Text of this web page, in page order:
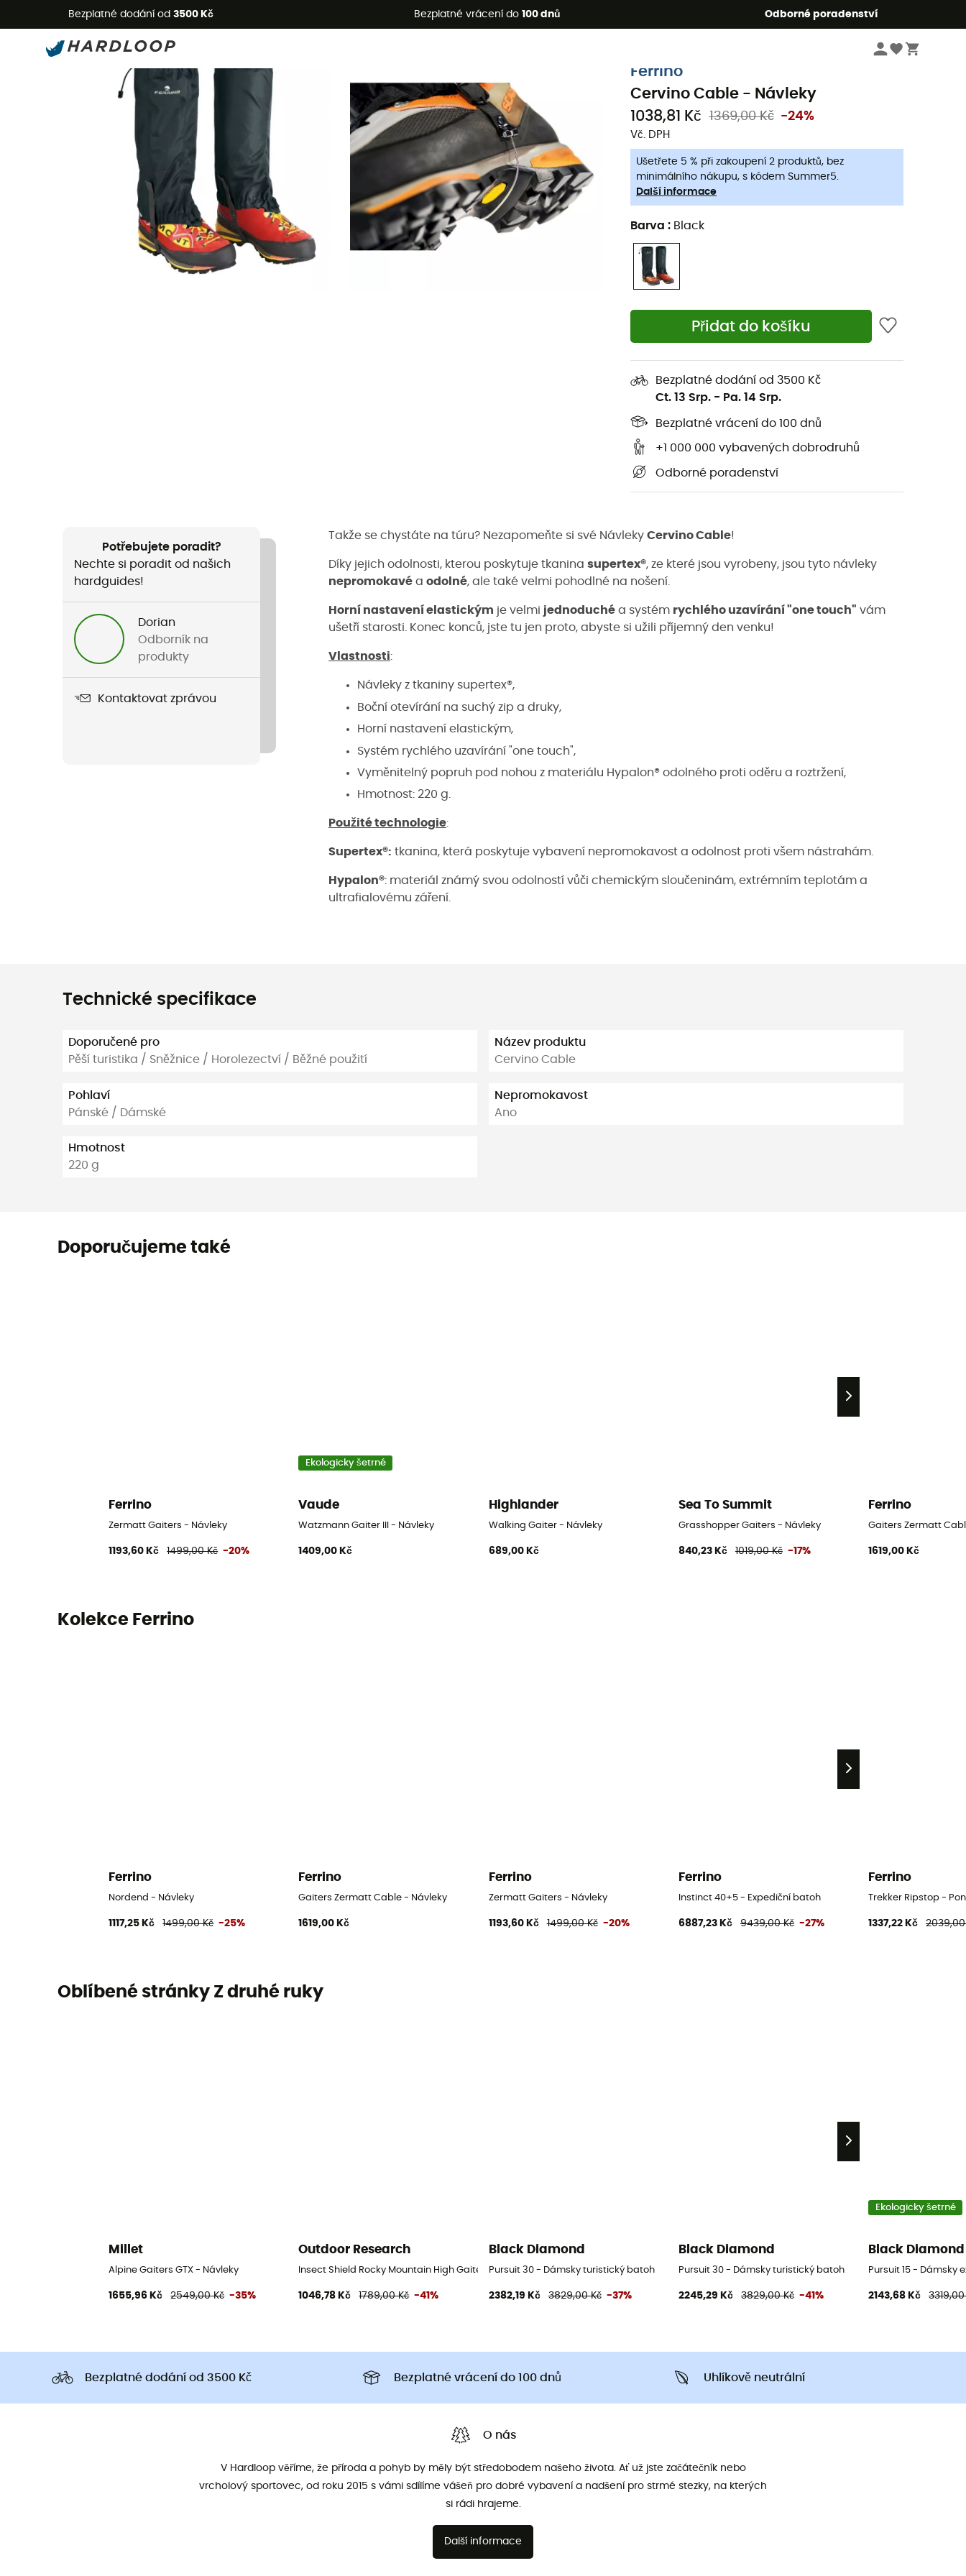
Bezplatné dodání od 3500 Kč Bezplatné vrácení do 100 dnů Odborné poradenství
Letní akce 🔥 -5 % EXTRA při nákupu 2 produktů* s kódem Summer5
Návleky na boty
Ferrino
Cervino Cable - Návleky
1038,81 Kč
1369,00 Kč -24%
Vč. DPH
Ušetřete 5 % při zakoupení 2 produktů, bez
minimálního nákupu, s kódem Summer5.
Další informace
Barva : Black
Přidat do košíku
Bezplatné dodání od 3500 Kč
Ct. 13 Srp. - Pa. 14 Srp.
Bezplatné vrácení do 100 dnů
+1 000 000 vybavených dobrodruhů
Odborné poradenství
Potřebujete poradit?
Nechte si poradit od našich
hardguides!
Dorian
Odborník na
produkty
Kontaktovat zprávou
Takže se chystáte na túru? Nezapomeňte si své Návleky Cervino Cable!
Díky jejich odolnosti, kterou poskytuje tkanina supertex®, ze které jsou vyrobeny, jsou tyto návleky
nepromokavé a odolné, ale také velmi pohodlné na nošení.
Horní nastavení elastickým je velmi jednoduché a systém rychlého uzavírání "one touch" vám
ušetří starosti. Konec konců, jste tu jen proto, abyste si užili příjemný den venku!
Vlastnosti:
Návleky z tkaniny supertex®,
Boční otevírání na suchý zip a druky,
Horní nastavení elastickým,
Systém rychlého uzavírání "one touch",
Vyměnitelný popruh pod nohou z materiálu Hypalon® odolného proti oděru a roztržení,
Hmotnost: 220 g.
Použité technologie:
Supertex®: tkanina, která poskytuje vybavení nepromokavost a odolnost proti všem nástrahám.
Hypalon®: materiál známý svou odolností vůči chemickým sloučeninám, extrémním teplotám a
ultrafialovému záření.
Technické specifikace
Doporučené pro
Pěší turistika / Sněžnice / Horolezectví / Běžné použití
Pohlaví
Pánské / Dámské
Hmotnost
220 g
Název produktu
Cervino Cable
Nepromokavost
Ano
Doporučujeme také
Ferrino
Zermatt Gaiters - Návleky
1193,60 Kč 1499,00 Kč -20%
Ekologicky šetrné
Vaude
Watzmann Gaiter III - Návleky
1409,00 Kč
Highlander
Walking Gaiter - Návleky
689,00 Kč
Sea To Summit
Grasshopper Gaiters - Návleky
840,23 Kč 1019,00 Kč -17%
Ferrino
Gaiters Zermatt
1619,00 Kč
Kolekce Ferrino
Ferrino
Nordend - Návleky
1117,25 Kč 1499,00 Kč -25%
Ferrino
Gaiters Zermatt Cable - Návleky
1619,00 Kč
Ferrino
Zermatt Gaiters - Návleky
1193,60 Kč 1499,00 Kč -20%
Ferrino
Instinct 40+5 - Expediční batoh
6887,23 Kč 9439,00 Kč -27%
Ferrino
Trekker Ripstop -
1337,22 Kč 2039,00
Oblíbené stránky Z druhé ruky
Millet
Alpine Gaiters GTX - Návleky
1655,96 Kč 2549,00 Kč -35%
Outdoor Research
Insect Shield Rocky Mountain High Gaiters - Návleky
1046,78 Kč 1789,00 Kč -41%
Black Diamond
Pursuit 30 - Dámsky turistický batoh
2382,19 Kč 3829,00 Kč -37%
Black Diamond
Pursuit 30 - Dámsky turistický batoh
2245,29 Kč 3829,00 Kč -41%
Ekologicky šetrné
Black Diamond
Pursuit 15 - Dámsky
2143,68 Kč 3319,00
Bezplatné dodání od 3500 Kč Bezplatné vrácení do 100 dnů Uhlíkově neutrální
O nás
V Hardloop věříme, že příroda a pohyb by měly být středobodem našeho života. Ať už jste začátečník nebo
vrcholový sportovec, od roku 2015 s vámi sdílíme vášeň pro dobré vybavení a nadšení pro strmé stezky, na kterých
si rádi hrajeme.
Další informace